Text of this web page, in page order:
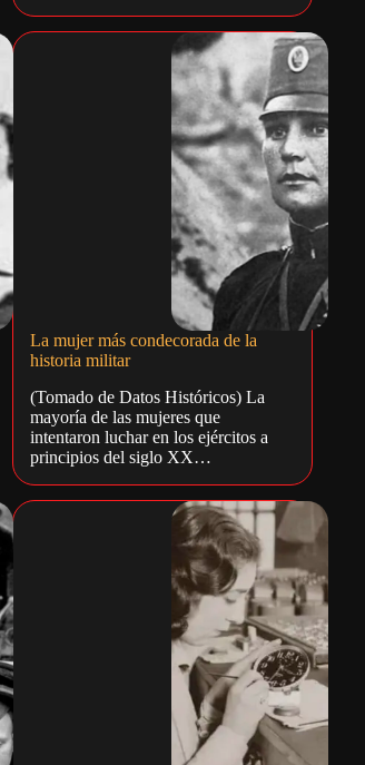
La mujer más condecorada de la
historia militar
(Tomado de Datos Históricos) La
mayoría de las mujeres que
intentaron luchar en los ejércitos a
principios del siglo XX…